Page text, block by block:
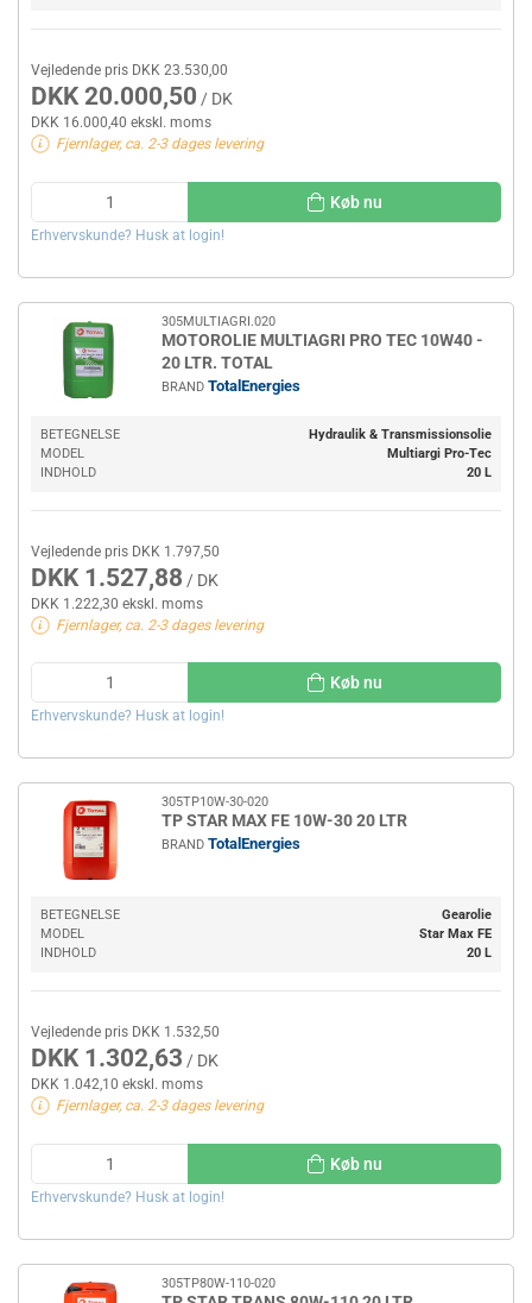
Vejledende pris DKK 23.530,00
DKK 20.000,50 / DK
DKK 16.000,40 ekskl. moms
Fjernlager, ca. 2-3 dages levering
Køb nu
Erhvervskunde? Husk at login!
305MULTIAGRI.020
MOTOROLIE MULTIAGRI PRO TEC 10W40 -
20 LTR. TOTAL
BRAND TotalEnergies
BETEGNELSE
Hydraulik & Transmissionsolie
MODEL
Multiargi Pro-Tec
INDHOLD
20 L
Vejledende pris DKK 1.797,50
DKK 1.527,88 / DK
DKK 1.222,30 ekskl. moms
Fjernlager, ca. 2-3 dages levering
Køb nu
Erhvervskunde? Husk at login!
305TP10W-30-020
TP STAR MAX FE 10W-30 20 LTR
BRAND TotalEnergies
BETEGNELSE
Gearolie
MODEL
Star Max FE
INDHOLD
20 L
Vejledende pris DKK 1.532,50
DKK 1.302,63 / DK
DKK 1.042,10 ekskl. moms
Fjernlager, ca. 2-3 dages levering
Køb nu
Erhvervskunde? Husk at login!
305TP80W-110-020